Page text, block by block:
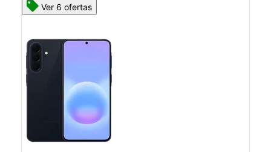
Ver 6 ofertas